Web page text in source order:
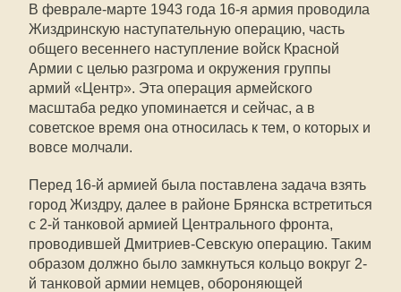
В феврале-марте 1943 года 16-я армия проводила
Жиздринскую наступательную операцию, часть
общего весеннего наступление войск Красной
Армии с целью разгрома и окружения группы
армий «Центр». Эта операция армейского
масштаба редко упоминается и сейчас, а в
советское время она относилась к тем, о которых и
вовсе молчали.
Перед 16-й армией была поставлена задача взять
город Жиздру, далее в районе Брянска встретиться
с 2-й танковой армией Центрального фронта,
проводившей Дмитриев-Севскую операцию. Таким
образом должно было замкнуться кольцо вокруг 2-
й танковой армии немцев, обороняющей